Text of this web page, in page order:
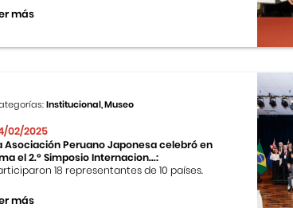
más
Institucional, Museo
02/2025
Asociación Peruano Japonesa celebró en
el 2.º Simposio Internacion...:
18 representantes de 10 países.
más